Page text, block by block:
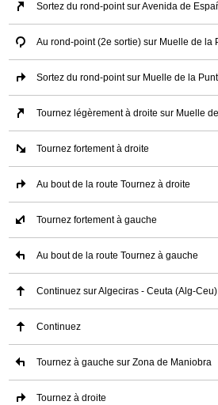
Sortez du rond-point sur Avenida de
Au rond-point (2e sortie) sur Muelle de la
Sortez du rond-point sur Muelle de la
Tournez légèrement à droite sur Muelle
Tournez fortement à droite
Au bout de la route Tournez à droite
Tournez fortement à gauche
Au bout de la route Tournez à gauche
Continuez sur Algeciras - Ceuta (Alg-Ceu)
Continuez
Tournez à gauche sur Zona de Maniobra
Tournez à droite